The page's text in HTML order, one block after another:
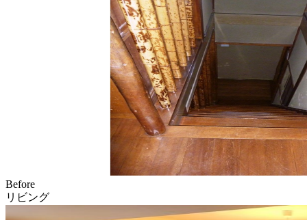
Before
リビング